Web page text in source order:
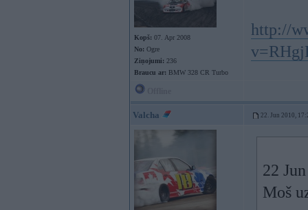
Kopš: 07. Apr 2008
No: Ogre
Ziņojumi: 236
Braucu ar: BMW 328 CR Turbo
http://
Valcha 22. Jun 2010,
22
Moš